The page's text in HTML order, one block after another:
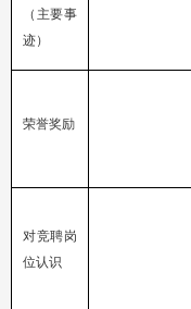
（主要事
迹）
荣誉奖励
对竞聘岗
位认识